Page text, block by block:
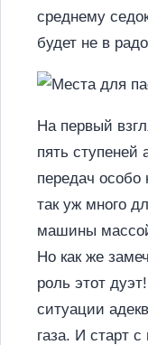
среднему
будет не в
На первый
пять ступеней
передач особо
так уж много
машины
Но как же
роль этот
ситуации
газа. И старт с